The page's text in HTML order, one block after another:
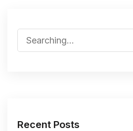
Recent Posts